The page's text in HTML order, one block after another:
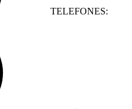
TELEFONES: